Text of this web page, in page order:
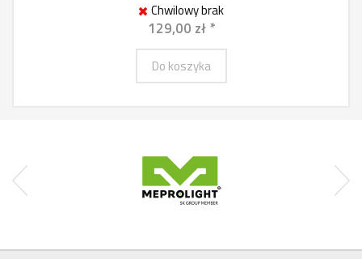
Chwilowy brak
129,00 zł *
Do koszyka